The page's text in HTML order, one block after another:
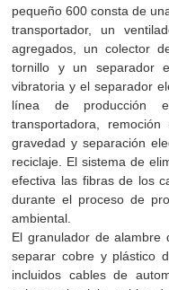
pequeño 600 consta de
transportador, un
agregados, un colector
tornillo y un separador
vibratoria y el separador
línea de producción
transportadora,
gravedad y separación
reciclaje. El sistema de
efectiva las fibras de los
durante el proceso de
ambiental.
El granulador de alambre
separar cobre y plástico
incluidos cables de